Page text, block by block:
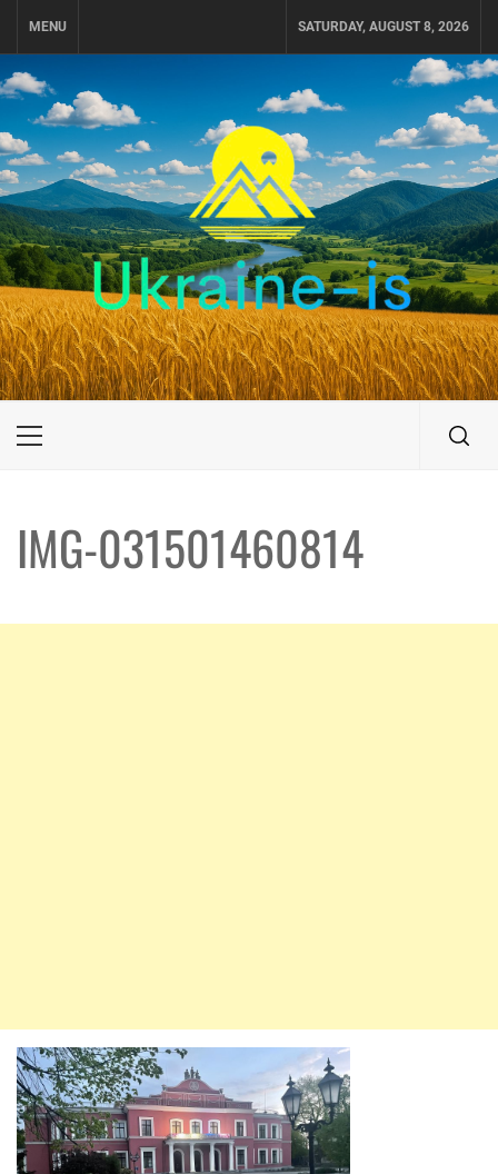
MENU SATURDAY, AUGUST 8, 2026
UKRAINE-IS
ПОДОРОЖI ПО УКРАЇНІ
Primary
IMG-031501460814